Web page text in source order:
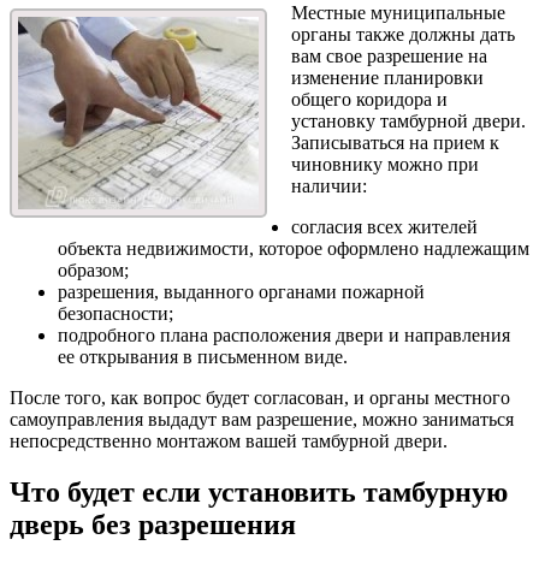
Местные муниципальные
органы также должны дать
вам свое разрешение на
изменение планировки
общего коридора и
установку тамбурной двери.
Записываться на прием к
чиновнику можно при
наличии:
согласия всех жителей
объекта недвижимости, которое оформлено надлежащим
образом;
разрешения, выданного органами пожарной
безопасности;
подробного плана расположения двери и направления
ее открывания в письменном виде.
После того, как вопрос будет согласован, и органы местного
самоуправления выдадут вам разрешение, можно заниматься
непосредственно монтажом вашей тамбурной двери.
Что будет если установить тамбурную
дверь без разрешения